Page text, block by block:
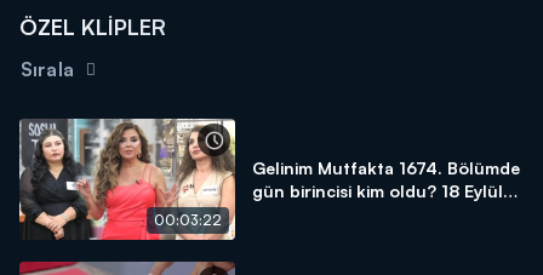
yemek yaparım, altınları kaparım!"
formunu doldurmaya başlayın!
BAŞVURULARINIZ İÇİN WEB
ADRESİ:https://www.kanald.com.tr/gelinim-mutfakta-basvuru-
formu
Gelinim Mutfakta, yeni bölümleriyle hafta içi her gün
saat 13.00'da Kanal D'de!
ÖZEL KLİPLER
Sırala
00:03:22
Gelinim Mutfakta 1674. Bölümde
gün birincisi kim oldu? 18 Eylül